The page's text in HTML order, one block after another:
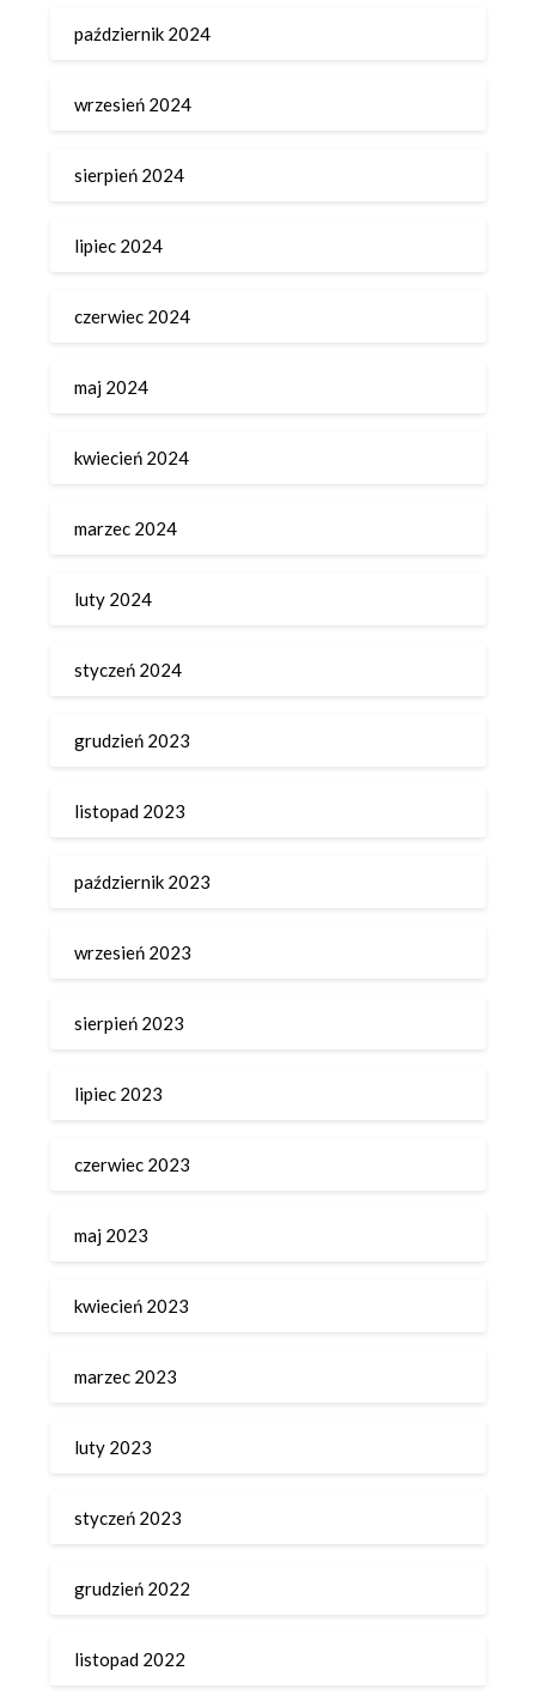
październik 2024
wrzesień 2024
sierpień 2024
lipiec 2024
czerwiec 2024
maj 2024
kwiecień 2024
marzec 2024
luty 2024
styczeń 2024
grudzień 2023
listopad 2023
październik 2023
wrzesień 2023
sierpień 2023
lipiec 2023
czerwiec 2023
maj 2023
kwiecień 2023
marzec 2023
luty 2023
styczeń 2023
grudzień 2022
listopad 2022